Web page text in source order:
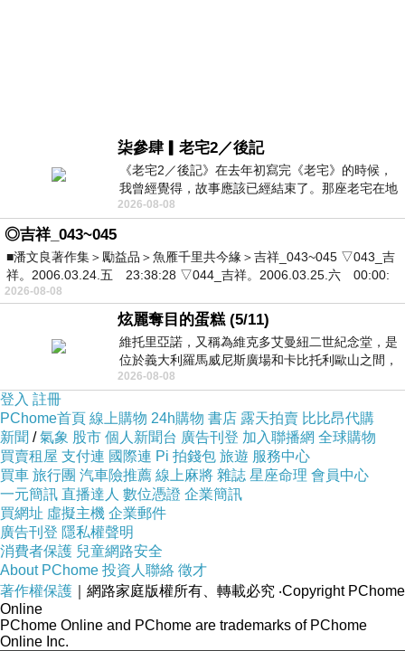
柒參肆▎老宅2／後記
《老宅2／後記》在去年初寫完《老宅》的時候，
我曾經覺得，故事應該已經結束了。那座老宅在地
震中倒塌，七個人終於離開那片黑暗，
2026-08-08
◎吉祥_043~045
■潘文良著作集＞勵益品＞魚雁千里共今緣＞吉祥_043~045 ▽043_吉
祥。2006.03.24.五 23:38:28 ▽044_吉祥。2006.03.25.六 00:00:
2026-08-08
炫麗奪目的蛋糕 (5/11)
維托里亞諾，又稱為維克多艾曼紐二世紀念堂，是
位於義大利羅馬威尼斯廣場和卡比托利歐山之間，
用以紀念統一義大利統一後的的第一位國
2026-08-08
登入 註冊
PChome首頁 線上購物 24h購物 書店 露天拍賣 比比昂代購
新聞 /氣象 股市 個人新聞台 廣告刊登 加入聯播網 全球購物
買賣租屋 支付連 國際連 Pi 拍錢包 旅遊 服務中心
買車 旅行團 汽車險推薦 線上麻將 雜誌 星座命理 會員中心
一元簡訊 直播達人 數位憑證 企業簡訊
買網址 虛擬主機 企業郵件
廣告刊登 隱私權聲明
消費者保護 兒童網路安全
About PChome 投資人聯絡 徵才
著作權保護 ｜網路家庭版權所有、轉載必究 ‧Copyright PChome
Online
PChome Online and PChome are trademarks of PChome
Online Inc.